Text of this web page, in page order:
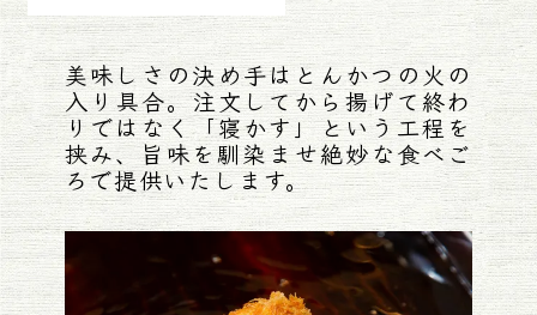
美味しさの決め手はとんかつの火の
入り具合。注文してから揚げて終わ
りではなく「寝かす」という工程を
挟み、旨味を馴染ませ絶妙な食べご
ろで提供いたします。